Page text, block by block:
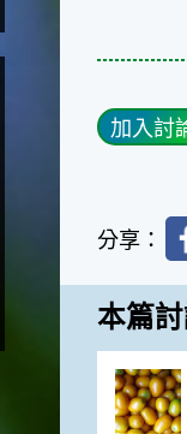
加入討
分享：
本篇